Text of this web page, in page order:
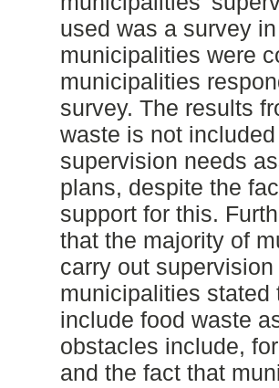
used was a survey
municipalities were
municipalities
survey. The results
waste is not
supervision needs
plans, despite the
support for this.
that the majority of
carry out
municipalities stated
include food waste
obstacles include,
and the fact that